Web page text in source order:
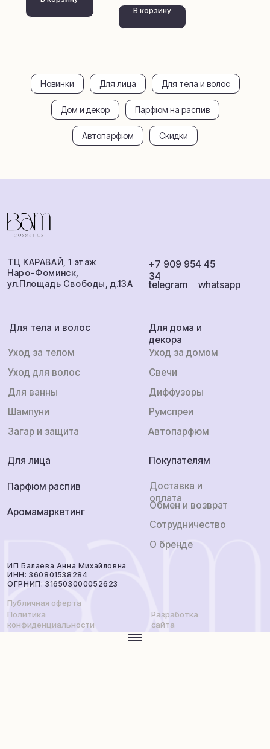
В корзину
Новинки Для лица Для тела и волос
Дом и декор Парфюм на распив
Автопарфюм Скидки
Шампуни
Парфюм распив
Румспреи
Автопарфюм
Обмен и возврат
оплата
Разработка
Сотрудничество
Политика
ИП Балаева Анна Михайловна
О бренде
Аромамаркетинг